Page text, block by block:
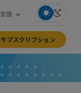
言語
サブスクリプション